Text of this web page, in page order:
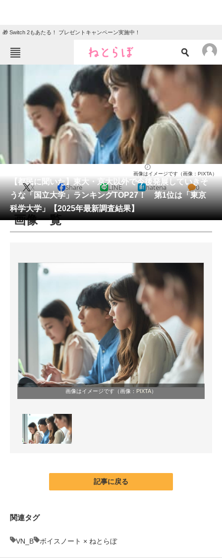
🎁 Switch 2もあたる！ プレゼントキャンペーン実施中！
ニュース
エンタメ クイズ
地域
教育・育児
リサーチ
会員記事
メディア
注目記事を集めた総合ページ
スマホと通信の最新トレンド
進化するPCとデバイスの未来
好きが集まる 比べて選べる
ビジネスと働き方のヒント
AI活用のいまが分かる
企業ITのトレンドを詳説
経営リーダーのコミュニティ
マーケ×ITの今がよく分かる
ITエンジニア向け専門サイト
IT製品の技術・比較・事例
モノづくり技術者専門サイト
エレクトロニクス専門サイト
【都民に聞いた】東大・京大以外で今後発展していきそ
うな「国立大学」ランキングTOP27！ 第1位は「東京
科学大学」【2025年最新調査結果】
画像はイメージです（画像：PIXTA）
X Share LINE hatena 0
画像一覧
画像はイメージです（画像： PIXTA）
記事に戻る
関連タグ
VN_B ボイスノート × ねとらぼ